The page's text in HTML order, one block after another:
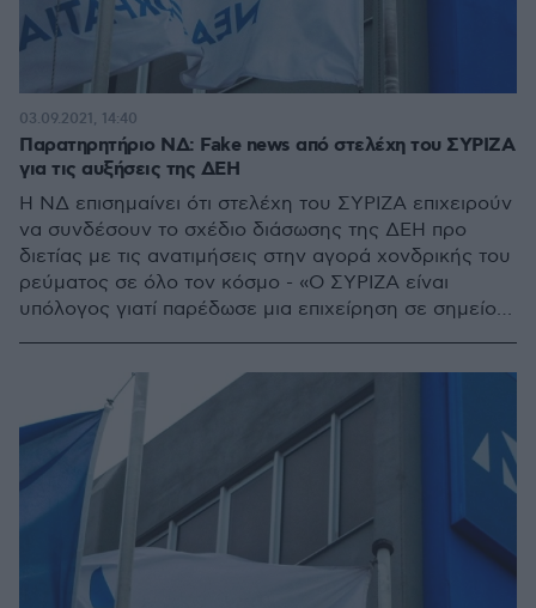
Παρατηρητήριο ΝΔ: Fake news από στελέχη του ΣΥΡΙΖΑ
για τις αυξήσεις της ΔΕΗ
Η ΝΔ επισημαίνει ότι στελέχη του ΣΥΡΙΖΑ επιχειρούν
να συνδέσουν το σχέδιο διάσωσης της ΔΕΗ προ
διετίας με τις ανατιμήσεις στην αγορά χονδρικής του
ρεύματος σε όλο τον κόσμο - «Ο ΣΥΡΙΖΑ είναι
υπόλογος γιατί παρέδωσε μια επιχείρηση σε σημείο
03.09.2021, 14:40